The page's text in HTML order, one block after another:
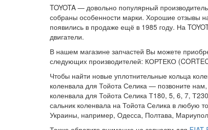
TOYOTA — довольно популярный
собраны особенности марки. Хорошие отзывы
появились в продаже ещё в 1985 году. На
двигатели.
В нашем магазине запчастей Вы можете
следующих производителей: КОРТЕКО
Чтобы найти новые уплотнительные кольца
коленвала для Тойота Селика — позвоните
коленвала для Тойота Селика Т180, 5, 6, 7,
сальник коленвала на Тойота Селика в любую
Украины, например, Одесса, Полтава,